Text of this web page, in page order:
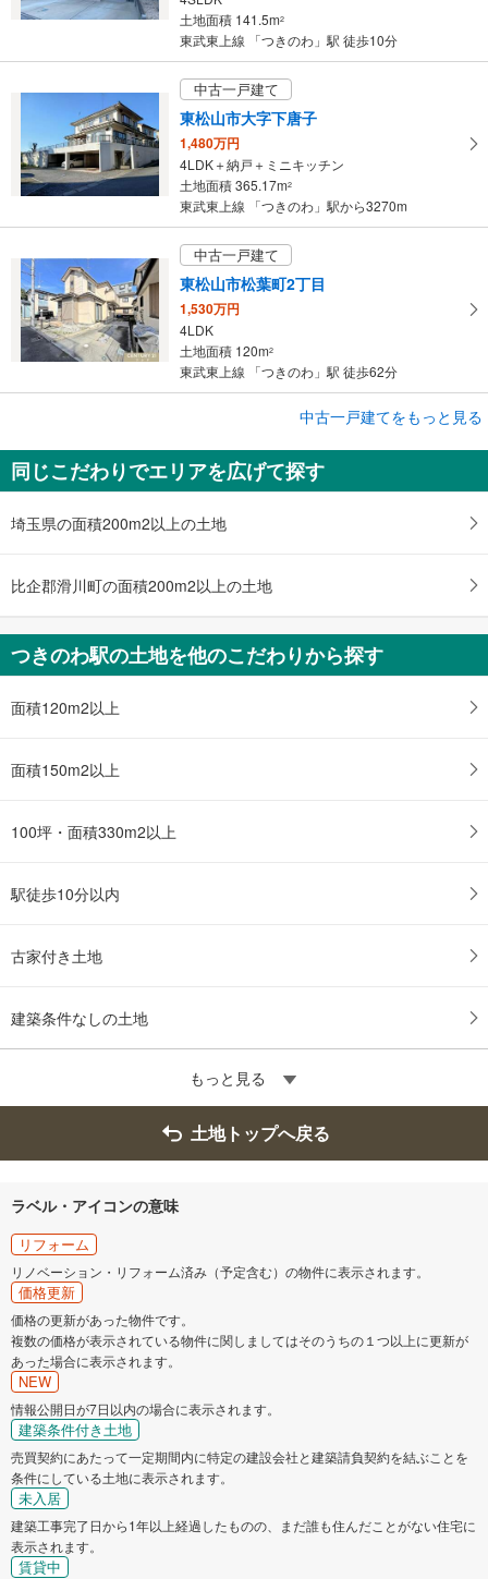
土地面積 141.5m2
東武東上線 「つきのわ」駅 徒歩10分
中古一戸建て
東松山市大字下唐子
1,480万円
4LDK＋納戸＋ミニキッチン
土地面積 365.17m2
東武東上線 「つきのわ」駅から3270m
中古一戸建て
東松山市松葉町2丁目
1,530万円
4LDK
土地面積 120m2
東武東上線 「つきのわ」駅 徒歩62分
比企郡滑川町月の輪5丁目
2,450万円
4LDK
土地面積 166.52m
東武東上線 「つきのわ」駅 徒歩13分
中古一戸建てをもっと見る
同じこだわりでエリアを広げて探す
埼玉県の面積200m2以上の土地
比企郡滑川町の面積200m2以上の土地
つきのわ駅の土地を他のこだわりから探す
面積120m2以上
面積150m2以上
100坪・面積330m2以上
駅徒歩10分以内
古家付き土地
建築条件なしの土地
もっと見る
土地トップへ戻る
ラベル・アイコンの意味
リフォーム
リノベーション・リフォーム済み（予定含む）の物件に表示されます。
価格更新
価格の更新があった物件です。
複数の価格が表示されている物件に関しましてはそのうちの１つ以上に更新が
あった場合に表示されます。
NEW
情報公開日が7日以内の場合に表示されます。
建築条件付き土地
売買契約にあたって一定期間内に特定の建設会社と建築請負契約を結ぶことを
条件にしている土地に表示されます。
未入居
建築工事完了日から1年以上経過したものの、まだ誰も住んだことがない住宅に
表示されます。
賃貸中